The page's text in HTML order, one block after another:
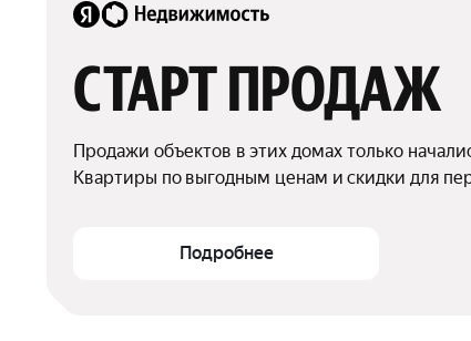
СТАРТ ПРОДАЖ
Продажи объектов в этих домах только
Квартиры по выгодным ценам и скидки для
Подробнее